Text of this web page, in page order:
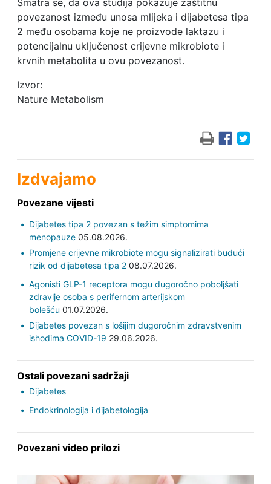
Smatra se, da ova studija pokazuje zaštitnu
povezanost između unosa mlijeka i dijabetesa tipa
2 među osobama koje ne proizvode laktazu i
potencijalnu uključenost crijevne mikrobiote i
krvnih metabolita u ovu povezanost.
Izvor:
Nature Metabolism
Izdvajamo
Povezane vijesti
Dijabetes tipa 2 povezan s težim simptomima
menopauze05.08.2026.
Promjene crijevne mikrobiote mogu signalizirati budući
rizik od dijabetesa tipa 208.07.2026.
Agonisti GLP-1 receptora mogu dugoročno poboljšati
zdravlje osoba s perifernom arterijskom
bolešću 01.07.2026.
Dijabetes povezan s lošijim dugoročnim zdravstvenim
ishodima COVID-19 29.06.2026.
Ostali povezani sadržaji
Dijabetes
Endokrinologija i dijabetologija
Povezani video prilozi